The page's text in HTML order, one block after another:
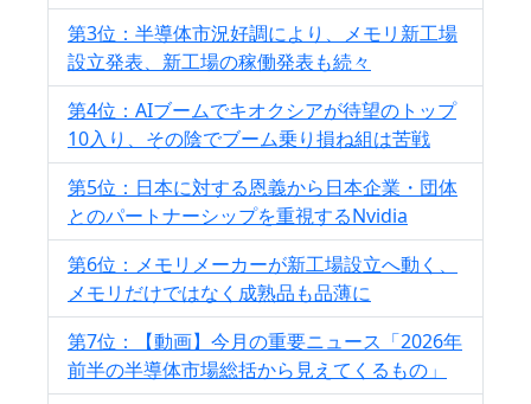
第3位：半導体市況好調により、メモリ新工場
設立発表、新工場の稼働発表も続々
第4位：AIブームでキオクシアが待望のトップ
10入り、その陰でブーム乗り損ね組は苦戦
第5位：日本に対する恩義から日本企業・団体
とのパートナーシップを重視するNvidia
第6位：メモリメーカーが新工場設立へ動く、
メモリだけではなく成熟品も品薄に
第7位：【動画】今月の重要ニュース「2026年
前半の半導体市場総括から見えてくるもの」